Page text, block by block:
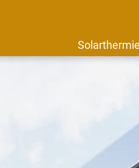
Solarthermie